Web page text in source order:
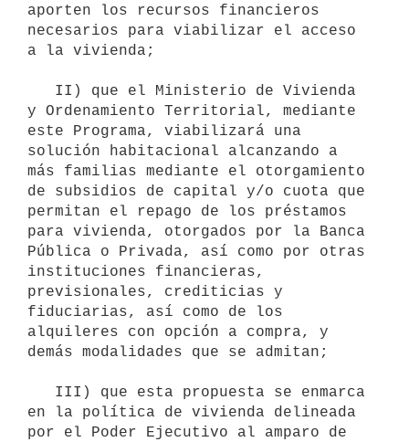
aporten los recursos financieros
necesarios para viabilizar el acceso
a la vivienda;
y Ordenamiento Territorial, mediante
este Programa, viabilizará una
solución habitacional alcanzando a
más familias mediante el otorgamiento
de subsidios de capital y/o cuota que
permitan el repago de los préstamos
para vivienda, otorgados por la Banca
Pública o Privada, así como por otras
instituciones financieras,
previsionales, crediticias y
fiduciarias, así como de los
alquileres con opción a compra, y
demás modalidades que se admitan;
en la política de vivienda delineada
por el Poder Ejecutivo al amparo de